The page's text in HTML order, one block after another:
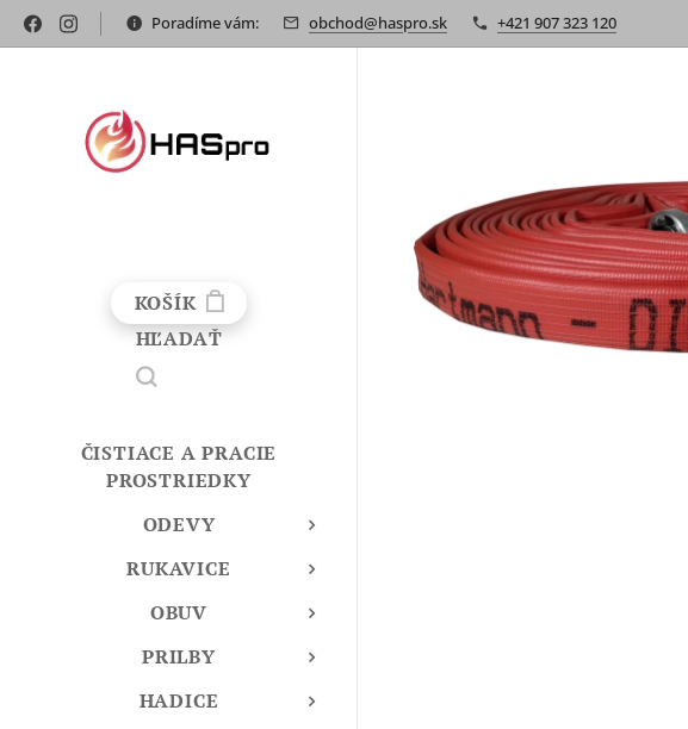
Poradíme vám: obchod@haspro.sk +421 907 323 120
KOŠÍK
HĽADAŤ
ČISTIACE A PRACIE
PROSTRIEDKY
ODEVY
RUKAVICE
OBUV
PRILBY
HADICE